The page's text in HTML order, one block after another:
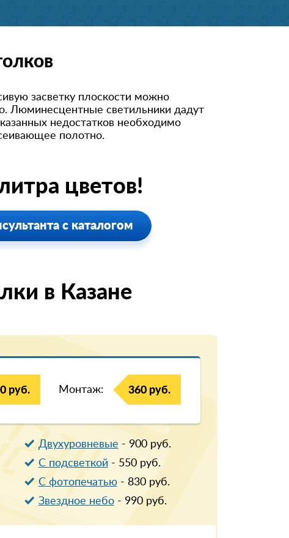
засветку плоскости можно
Люминесцентные светильники дадут
недостатков необходимо
полотно.
цветов!
с каталогом
в Казанe
руб. Монтаж: 360 руб.
Двухуровневые - 900руб.
С подсветкой- 550руб.
С фотопечатью- 830руб.
Звездное небо- 990руб.